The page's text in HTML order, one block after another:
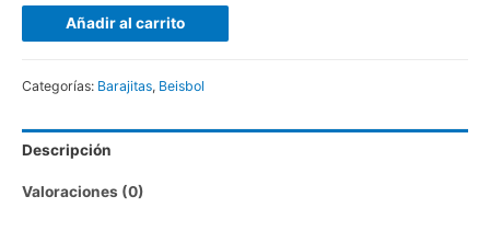
Añadir al carrito
Categorías: Barajitas, Beisbol
Descripción
Valoraciones (0)